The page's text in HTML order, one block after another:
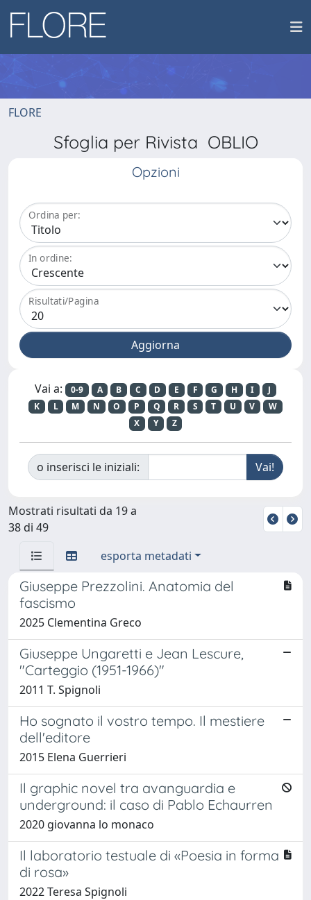
FLORE
Sfoglia per Rivista OBLIO
Opzioni
Ordina per:
In ordine:
Risultati/Pagina
Vai a: 0-9 A B C D E F G H I
J
K
L M N O P Q R S T U V
W
X
Y Z
o inserisci le iniziali:
Mostrati risultati da 19 a
38 di 49
esporta metadati
Giuseppe Prezzolini. Anatomia del
fascismo
2025 Clementina Greco
Giuseppe Ungaretti e Jean Lescure,
"Carteggio (1951-1966)"
2011 T. Spignoli
Ho sognato il vostro tempo. Il mestiere
dell'editore
2015 Elena Guerrieri
Il graphic novel tra avanguardia e
underground: il caso di Pablo Echaurren
2020 giovanna lo monaco
Il laboratorio testuale di «Poesia in forma
di rosa»
2022 Teresa Spignoli